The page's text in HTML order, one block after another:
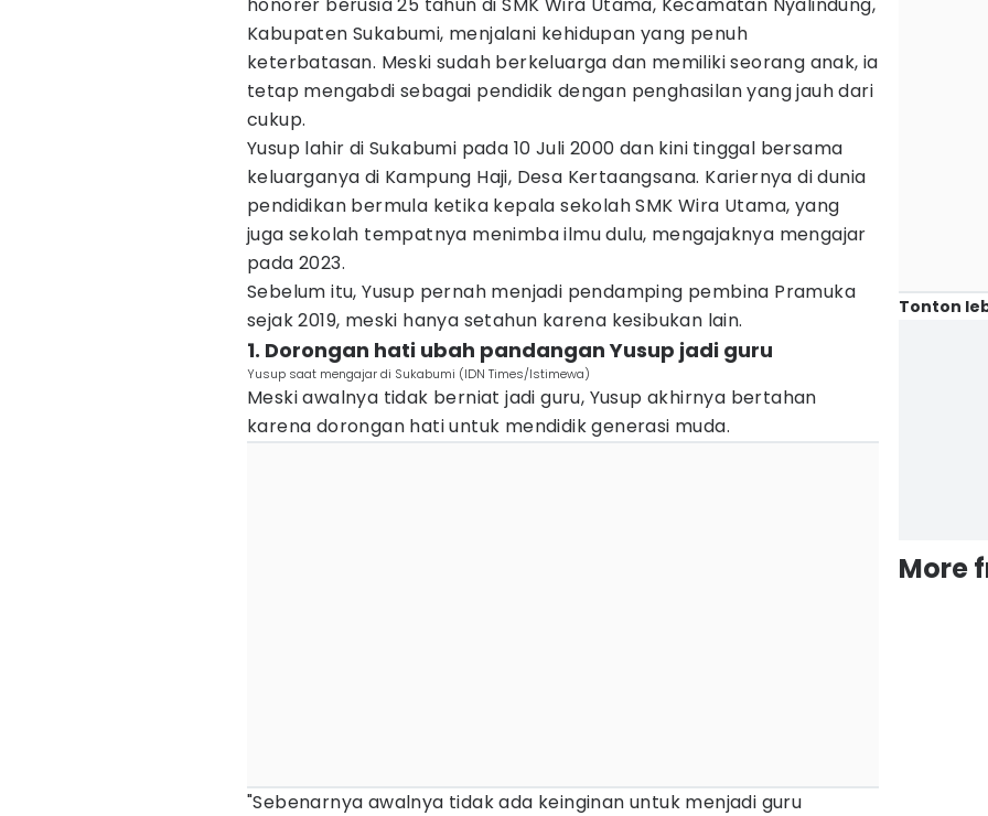
Kabupaten Sukabumi, menjalani kehidupan yang penuh
keterbatasan. Meski sudah berkeluarga dan memiliki seorang anak, ia
tetap mengabdi sebagai pendidik dengan penghasilan yang jauh dari
cukup.
Yusup lahir di Sukabumi pada 10 Juli 2000 dan kini tinggal bersama
keluarganya di Kampung Haji, Desa Kertaangsana. Kariernya di dunia
pendidikan bermula ketika kepala sekolah SMK Wira Utama, yang
juga sekolah tempatnya menimba ilmu dulu, mengajaknya mengajar
pada 2023.
Sebelum itu, Yusup pernah menjadi pendamping pembina Pramuka
sejak 2019, meski hanya setahun karena kesibukan lain.
1. Dorongan hati ubah pandangan Yusup jadi guru
Yusup saat mengajar di Sukabumi (IDN Times/Istimewa)
Meski awalnya tidak berniat jadi guru, Yusup akhirnya bertahan
karena dorongan hati untuk mendidik generasi muda.
"Sebenarnya awalnya tidak ada keinginan untuk menjadi guru
Tonton
More